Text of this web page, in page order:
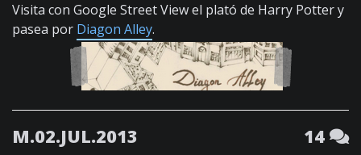
Visita con Google Street View el plató de Harry Potter y
pasea por Diagon Alley.
M.02.JUL.2013 14